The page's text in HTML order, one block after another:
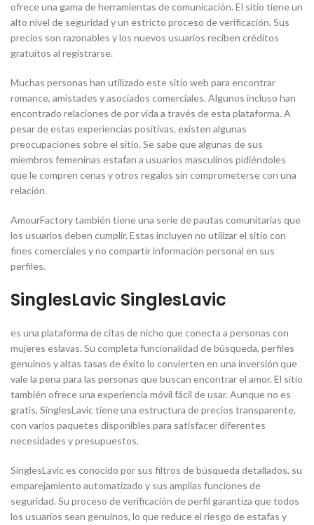
ofrece una gama de herramientas de comunicación. El sitio tiene un
alto nivel de seguridad y un estricto proceso de verificación. Sus
precios son razonables y los nuevos usuarios reciben créditos
gratuitos al registrarse.
Muchas personas han utilizado este sitio web para encontrar
romance, amistades y asociados comerciales. Algunos incluso han
encontrado relaciones de por vida a través de esta plataforma. A
pesar de estas experiencias positivas, existen algunas
preocupaciones sobre el sitio. Se sabe que algunas de sus
miembros femeninas estafan a usuarios masculinos pidiéndoles
que le compren cenas y otros regalos sin comprometerse con una
relación.
AmourFactory también tiene una serie de pautas comunitarias que
los usuarios deben cumplir. Estas incluyen no utilizar el sitio con
fines comerciales y no compartir información personal en sus
perfiles.
SinglesLavic SinglesLavic
es una plataforma de citas de nicho que conecta a personas con
mujeres eslavas. Su completa funcionalidad de búsqueda, perfiles
genuinos y altas tasas de éxito lo convierten en una inversión que
vale la pena para las personas que buscan encontrar el amor. El sitio
también ofrece una experiencia móvil fácil de usar. Aunque no es
gratis, SinglesLavic tiene una estructura de precios transparente,
con varios paquetes disponibles para satisfacer diferentes
necesidades y presupuestos.
SinglesLavic es conocido por sus filtros de búsqueda detallados, su
emparejamiento automatizado y sus amplias funciones de
seguridad. Su proceso de verificación de perfil garantiza que todos
los usuarios sean genuinos, lo que reduce el riesgo de estafas y